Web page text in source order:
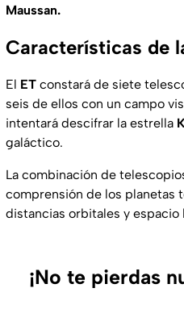
Maussan.
Características de
El ET constará de siete
seis de ellos con un campo
intentará descifrar la estrella
galáctico.
La combinación de
comprensión de los planetas
distancias orbitales y espacio
¡No te pierdas